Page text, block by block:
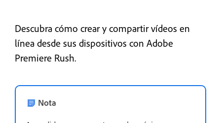
Descubra cómo crear y compartir vídeos en
línea desde sus dispositivos con Adobe
Premiere Rush.
Nota